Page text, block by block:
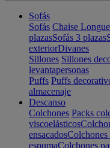
Sofás
Sofás Chaise Longue
plazasSofás 3 plazas
exteriorDivanes
Sillones Sillones
levantapersonas
Puffs Puffs
almacenaje
Descanso
Colchones Packs
viscoelásticos
ensacadosColchones
espumaColchones